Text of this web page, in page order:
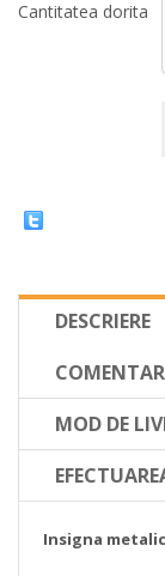
Cantitatea dorita
DESCRIERE
MOD DE
Insigna